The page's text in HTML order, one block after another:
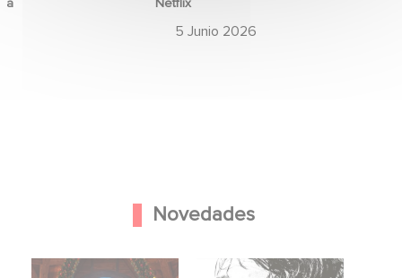
Netflix
5 Junio 2026
Novedades